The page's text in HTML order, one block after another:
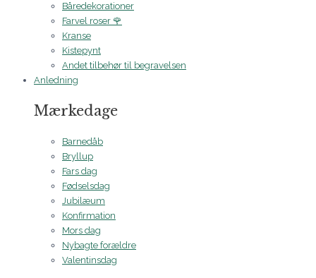
Båredekorationer
Farvel roser 🌹
Kranse
Kistepynt
Andet tilbehør til begravelsen
Anledning
Mærkedage
Barnedåb
Bryllup
Fars dag
Fødselsdag
Jubilæum
Konfirmation
Mors dag
Nybagte forældre
Valentinsdag